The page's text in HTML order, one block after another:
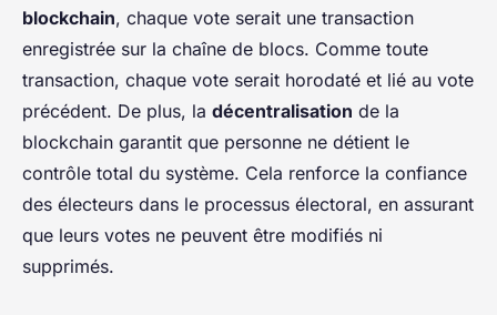
blockchain, chaque vote serait une transaction
enregistrée sur la chaîne de blocs. Comme toute
transaction, chaque vote serait horodaté et lié au vote
précédent. De plus, la décentralisation de la
blockchain garantit que personne ne détient le
contrôle total du système. Cela renforce la confiance
des électeurs dans le processus électoral, en assurant
que leurs votes ne peuvent être modifiés ni
supprimés.